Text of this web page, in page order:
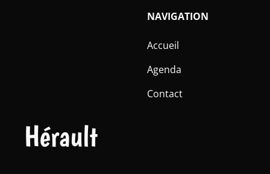
Hérault
NAVIGATION
Accueil
Agenda
Contact